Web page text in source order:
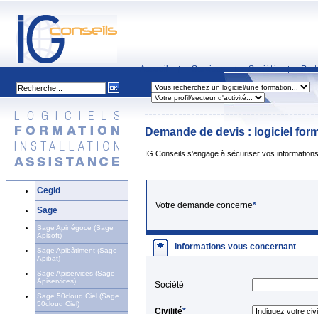
Accueil | Services | Société |
Cegid
Sage
Sage Apinégoce (Sage
Apisoft)
Sage Apibâtiment (Sage
Apibat)
Sage Apiservices (Sage
Apiservices)
Sage 50cloud Ciel (Sage
50cloud Ciel)
Demande de devis : logiciel
IG Conseils s'engage à sécuriser vos
Votre demande concerne*
Informations vous concernant
Société
Civilité*